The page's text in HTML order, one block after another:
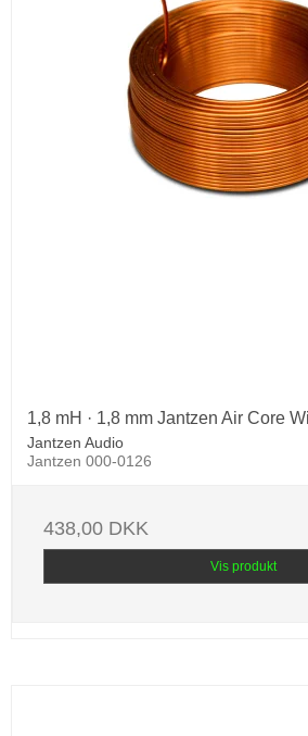
1,8 mH · 1,8 mm Jantzen Air Core
Jantzen Audio
Jantzen 000-0126
438,00 DKK
Vis produkt